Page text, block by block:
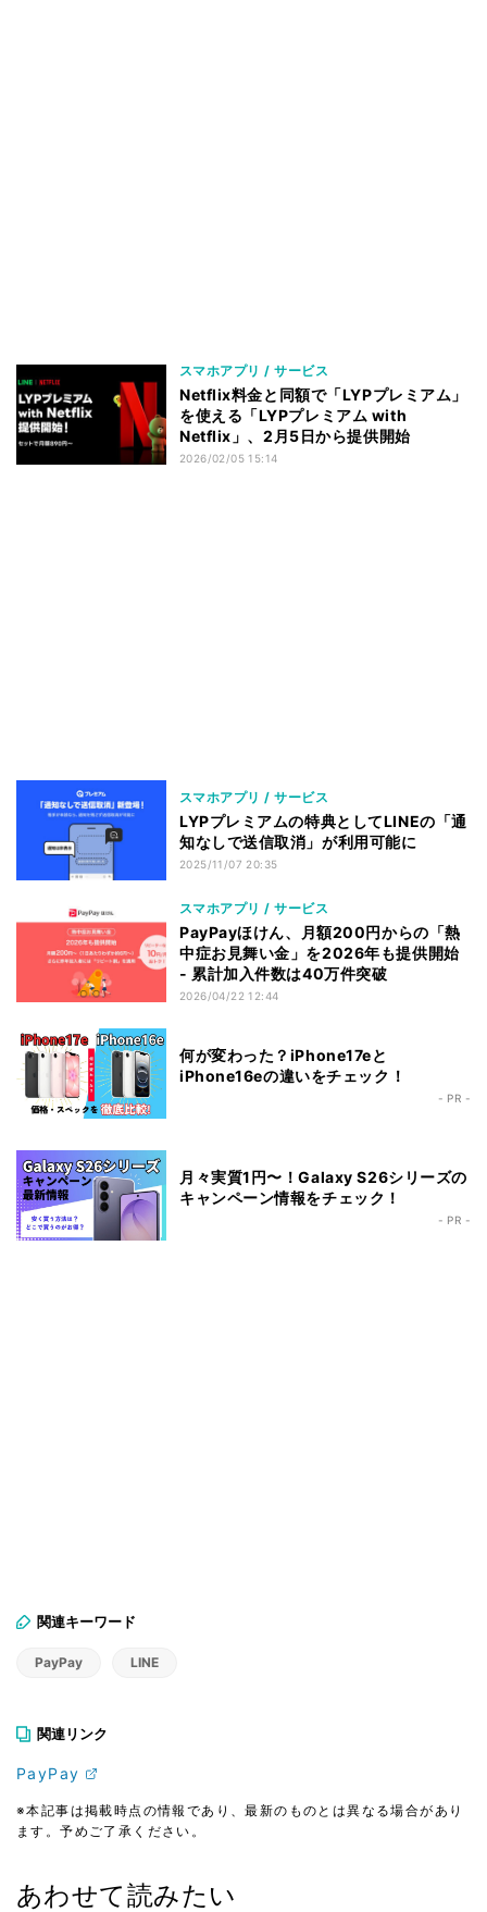
スマホアプリ / サービス
Netflix料金と同額で「LYPプレミアム」
を使える「LYPプレミアム with
Netflix」、2月5日から提供開始
2026/02/05 15:14
スマホアプリ / サービス
LYPプレミアムの特典としてLINEの「通
知なしで送信取消」が利用可能に
2025/11/07 20:35
スマホアプリ / サービス
PayPayほけん、月額200円からの「熱
中症お見舞い金」を2026年も提供開始
- 累計加入件数は40万件突破
2026/04/22 12:44
何が変わった？iPhone17eと
iPhone16eの違いをチェック！
- PR -
月々実質1円〜！Galaxy S26シリーズの
キャンペーン情報をチェック！
- PR -
関連キーワード
PayPay LINE
関連リンク
PayPay
※本記事は掲載時点の情報であり、最新のものとは異なる場合があり
ます。予めご了承ください。
あわせて読みたい